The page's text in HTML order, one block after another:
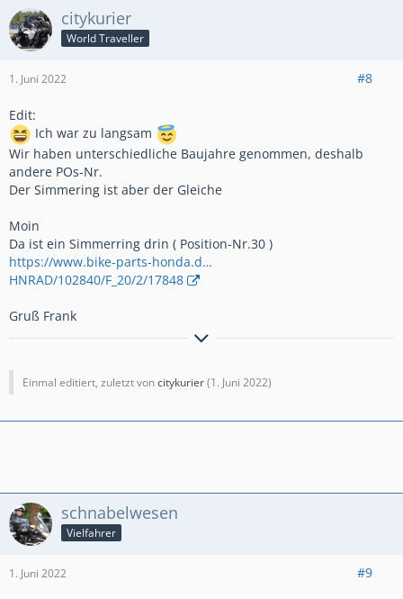
citykurier
World Traveller
1. Juni 2022 #8
Edit:
Ich war zu langsam
Wir haben unterschiedliche Baujahre genommen, deshalb
andere POs-Nr.
Der Simmering ist aber der Gleiche
Moin
Da ist ein Simmerring drin ( Position-Nr.30 )
https://www.bike-parts-honda.d…
HNRAD/102840/F_20/2/17848
Gruß Frank
´15er Crosstourer DCT,Honda-Koffersatz, Ermax-
xStream-Werkzeugtasche, lights4all-Rauchglas-Rücklicht,SW-
Hauptständer,SW-Fußrasten,Bodystyle-Hinterradabdeckung,
Einmal editiert, zuletzt voncitykurier(1. Juni 2022)
schnabelwesen
Vielfahrer
1. Juni 2022 #9